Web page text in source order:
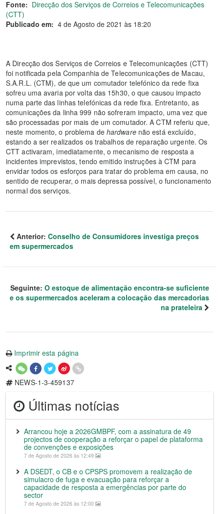
Fonte: Direcção dos Serviços de Correios e Telecomunicações
(CTT)
Publicado em: 4 de Agosto de 2021 às 18:20
A Direcção dos Serviços de Correios e Telecomunicações (CTT)
foi notificada pela Companhia de Telecomunicações de Macau,
S.A.R.L. (CTM), de que um comutador telefónico da rede fixa
sofreu uma avaria por volta das 15h30, o que causou impacto
numa parte das linhas telefónicas da rede fixa. Entretanto, as
comunicações da linha 999 não sofreram impacto, uma vez que
são processadas por mais de um comutador. A CTM referiu que,
neste momento, o problema de hardwarenão está excluído,
estando a ser realizados os trabalhos de reparação urgente. Os
CTT activaram, imediatamente, o mecanismo de resposta a
incidentes imprevistos, tendo emitido instruções à CTM para
envidar todos os esforços para tratar do problema em causa, no
sentido de recuperar, o mais depressa possível, o funcionamento
normal dos serviços.
Anterior: Conselho de Consumidores investiga preços
em supermercados
Seguinte: O estoque de alimentação encontra-se suficiente
e os supermercados aceleram a colocação das mercadorias
na prateleira
Imprimir esta página
NEWS-1-3-459137
Últimas notícias
Arrancou hoje a 2026GMBPF, com a assinatura de 49
projectos de cooperação a reforçar o papel de plataforma
de convenções e exposições
7 de Agosto de 2026 às 12:49
A DSEDT, o CB e o CPSPS promovem a realização de
simulacro de fuga e evacuação para reforçar a
capacidade de resposta a emergências por parte do
sector
7 de Agosto de 2026 às 12:00